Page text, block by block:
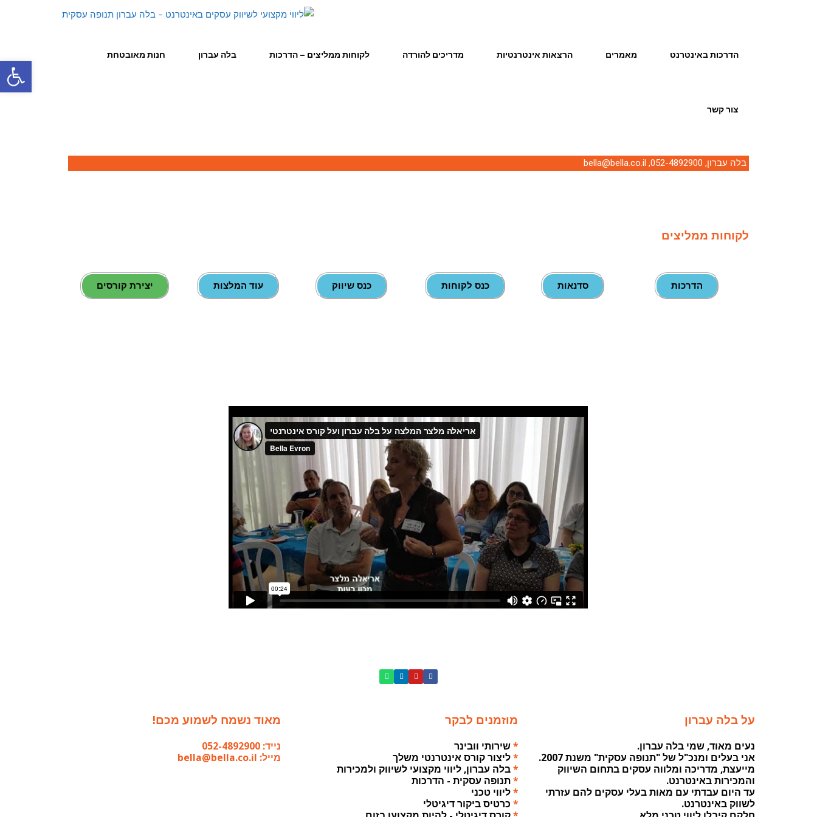
פתח הדרכות באינטרנט מאמרים הרצאות אינטרנטיות מדריכים להורדה לקוחות ממליצים – הדרכות בלה עברון חנות מאובטחת
צור קשר
בלה עברון, 052-4892900
,
bella@bella.co.il
לקוחות ממליצים
הדרכות סדנאות כנס לקוחות כנס שיווק עוד המלצות יצירת קורסים
על בלה עברון
נעים מאוד, שמי בלה עברון.
אני בעלים ומנכ"ל של "תנופה עסקית" משנת 2007.
מייעצת, מדריכה ומלווה עסקים בתחום השיווק
והמכירות באינטרנט.
עד היום עבדתי עם מאות בעלי עסקים להם עזרתי
לשווק באינטרנט.
מוזמנים לבקר
*שירותי וובינר
*ליצור קורס אינטרנטי משלך
*בלה עברון, ליווי מקצועי לשיווק ולמכירות
*תנופה עסקית - הדרכות
*ליווי טכני
* כרטיס ביקור דיגיטלי
מאוד נשמח לשמוע מכם!
נייד: 052-4892900
מייל: bella@bella.co.il